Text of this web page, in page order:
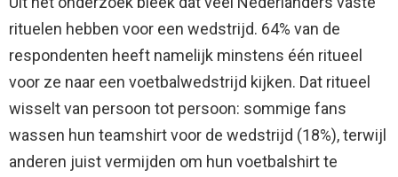
rituelen hebben voor een wedstrijd. 64% van de
respondenten heeft namelijk minstens één ritueel
voor ze naar een voetbalwedstrijd kijken. Dat ritueel
wisselt van persoon tot persoon: sommige fans
wassen hun teamshirt voor de wedstrijd (18%), terwijl
anderen juist vermijden om hun voetbalshirt te